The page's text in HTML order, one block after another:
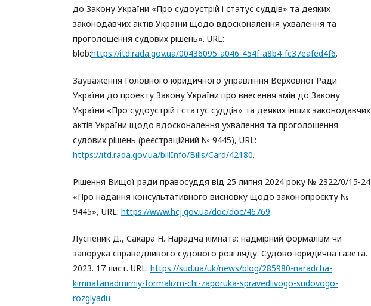
до Закону України «Про судоустрій і статус суддів» та деяких
законодавчих актів України щодо вдосконалення ухвалення та
проголошення судових рішень». URL:
blob:https://itd.rada.gov.ua/00436095-a046-454f-a8b4-fc37eafed4f6.
Зауваження Головного юридичного управління Верховної Ради
України до проекту Закону України про внесення змін до Закону
України «Про судоустрій і статус суддів» та деяких інших законодавчих
актів України щодо вдосконалення ухвалення та проголошення
судових рішень (реєстраційний № 9445), URL:
https://itd.rada.gov.ua/billInfo/Bills/Card/42180.
Рішення Вищої ради правосуддя від 25 липня 2024 року № 2322/0/15-24
«Про надання консультативного висновку щодо законопроєкту №
9445», URL: https://www.hcj.gov.ua/doc/doc/46769.
Луспеник Д., Сакара Н. Нарадча кімната: надмірний формалізм чи
запорука справедливого судового розгляду. Судово-юридична газета.
2023. 17 лист. URL: https://sud.ua/uk/news/blog/285980-naradcha-
kimnatanadmirniy-formalizm-chi-zaporuka-spravedlivogo-sudovogo-
rozglyadu